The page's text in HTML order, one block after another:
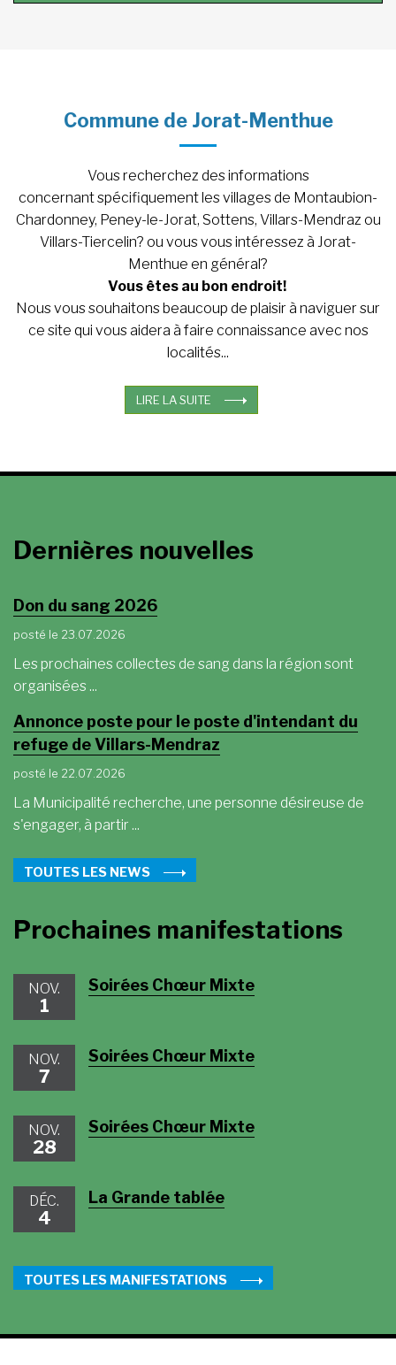
Commune de Jorat-Menthue
Vous recherchez des informations
concernant spécifiquement les villages de Montaubion-
Chardonney, Peney-le-Jorat, Sottens, Villars-Mendraz ou
Villars-Tiercelin? ou vous vous intéressez à Jorat-
Menthue en général?
Vous êtes au bon endroit!
Nous vous souhaitons beaucoup de plaisir à naviguer sur
ce site qui vous aidera à faire connaissance avec nos
localités...
LIRE LA SUITE
Dernières nouvelles
Don du sang 2026
posté le 23.07.2026
Les prochaines collectes de sang dans la région sont
organisées ...
Annonce poste pour le poste d'intendant du
refuge de Villars-Mendraz
posté le 22.07.2026
La Municipalité recherche, une personne désireuse de
s'engager, à partir ...
TOUTES LES NEWS
Prochaines manifestations
NOV.
1
Soirées Chœur Mixte
NOV.
7
Soirées Chœur Mixte
NOV.
28
Soirées Chœur Mixte
DÉC.
4
La Grande tablée
TOUTES LES MANIFESTATIONS